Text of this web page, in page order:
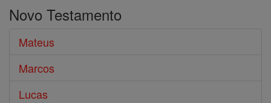
Bíblia
Novo Testamento
Mateus
Marcos
Lucas